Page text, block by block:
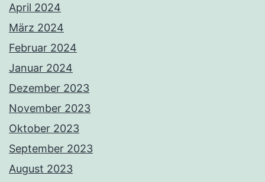
April 2024
März 2024
Februar 2024
Januar 2024
Dezember 2023
November 2023
Oktober 2023
September 2023
August 2023